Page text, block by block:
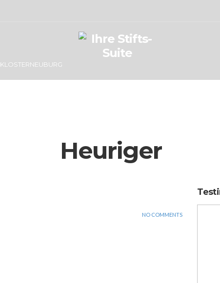
KLOSTERNEUBURG
Heuriger
NO COMMENTS